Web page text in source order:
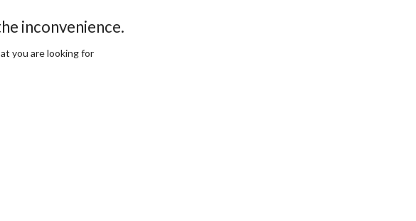
inconvenience.
you are looking for